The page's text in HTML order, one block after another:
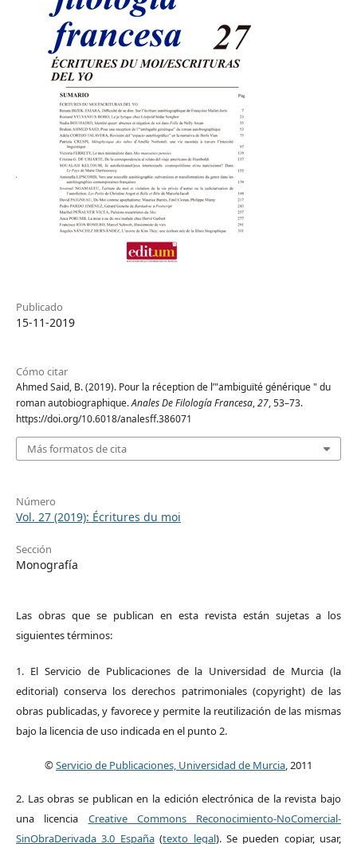
Publicado
15-11-2019
Cómo citar
Ahmed Said, B. (2019). Pour la réception de l’"ambiguïté générique " du
roman autobiographique.Anales De Filología Francesa,27, 53–73.
https://doi.org/10.6018/analesff.386071
Más formatos de cita
Número
Vol. 27 (2019): Écritures du moi
Sección
Monografía
Las obras que se publican en esta revista están sujetas a los
siguientes términos:
1. El Servicio de Publicaciones de la Universidad de Murcia (la
editorial) conserva los derechos patrimoniales (copyright) de las
obras publicadas, y favorece y permite la reutilización de las mismas
bajo la licencia de uso indicada en el punto 2.
©Servicio de Publicaciones, Universidad de Murcia, 2011
2. Las obras se publican en la edición electrónica de la revista bajo
una licencia Creative Commons Reconocimiento-NoComercial-
SinObraDerivada 3.0 España(texto legal). Se pueden copiar, usar,